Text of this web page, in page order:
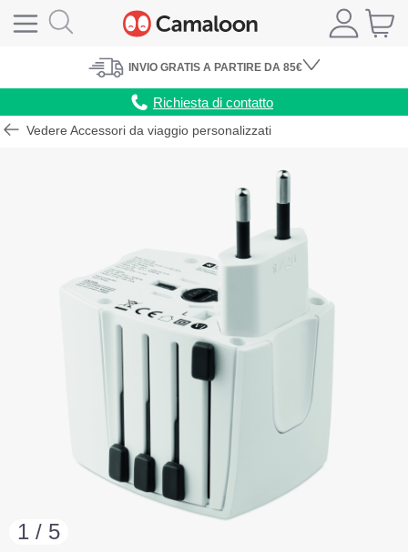
INVIO GRATIS A PARTIRE DA 85€
Richiesta di contatto
Vedere Accessori da viaggio personalizzati
1 / 5